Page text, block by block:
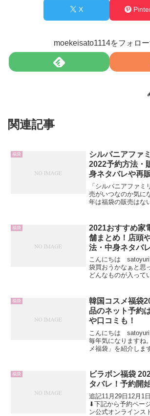
X
moekeisato1114をフォロ
関連記事
福袋
シルバニアファ
2022予約方法・
身ネタバレや再
「シルバニアファミ
売がいつなのか気に
年は福袋の販売はな
福袋
2021おすすめ家
舗まとめ！店頭
法・中身ネタバ
こんにちは satoyuri
袋買おうかなぁと思
どんなものが入って
ちらでは、 ビックカ
ヤマダ電...
福袋
韓国コスメ福袋
品のネット予約
や口コミも！
こんにちは satoyuri
毎年気になりますね
メ福袋」を紹介しま
すよね。そこでここ
福袋 クリオ...
福袋
ビラボン福袋
タバレ！予約開
追記11月29日12月1
⬇下記から予約ペー
ン公式オンライン